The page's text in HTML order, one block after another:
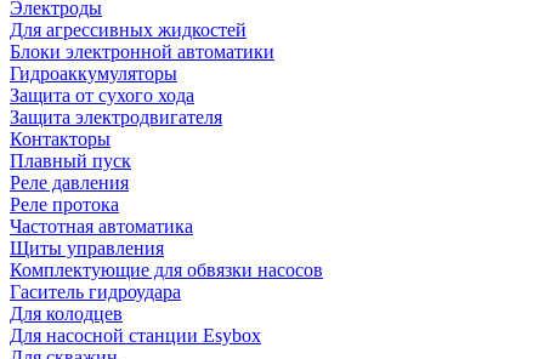
Электроды
Для агрессивных жидкостей
Блоки электронной автоматики
Гидроаккумуляторы
Защита от сухого хода
Защита электродвигателя
Контакторы
Плавный пуск
Реле давления
Реле протока
Частотная автоматика
Щиты управления
Комплектующие для обвязки насосов
Гаситель гидроудара
Для колодцев
Для насосной станции Esybox